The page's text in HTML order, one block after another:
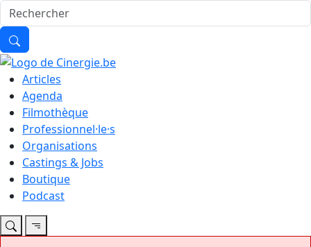
Articles
Agenda
Filmothèque
Professionnel·le·s
Organisations
Castings & Jobs
Boutique
Podcast